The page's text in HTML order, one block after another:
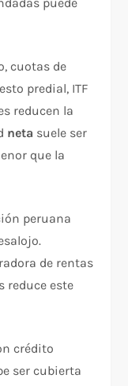
cuotas de
predial, ITF
reducen la
neta suele ser
que la
peruana
de rentas
reduce este
crédito
ser cubierta